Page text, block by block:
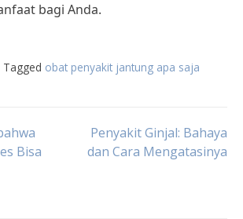
bagi Anda.
Tagged obat penyakit jantung apa saja
Bisa
Penyakit Ginjal: Bahaya
dan Cara Mengatasinya